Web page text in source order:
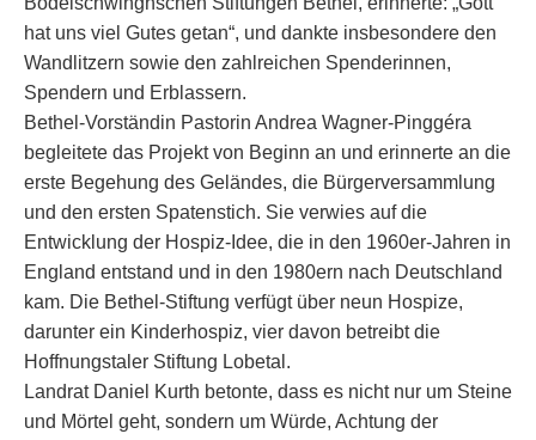
hat uns viel Gutes getan“, und dankte insbesondere den
Wandlitzern sowie den zahlreichen Spenderinnen,
Spendern und Erblassern.
Bethel-Vorständin Pastorin Andrea Wagner-Pinggéra
begleitete das Projekt von Beginn an und erinnerte an die
erste Begehung des Geländes, die Bürgerversammlung
und den ersten Spatenstich. Sie verwies auf die
Entwicklung der Hospiz-Idee, die in den 1960er-Jahren in
England entstand und in den 1980ern nach Deutschland
kam. Die Bethel-Stiftung verfügt über neun Hospize,
darunter ein Kinderhospiz, vier davon betreibt die
Hoffnungstaler Stiftung Lobetal.
Landrat Daniel Kurth betonte, dass es nicht nur um Steine
und Mörtel geht, sondern um Würde, Achtung der